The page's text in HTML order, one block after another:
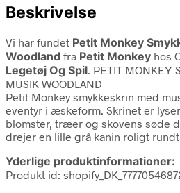
Beskrivelse
Vi har fundet Petit Monkey
Woodland fra Petit Monkey hos
Legetøj Og Spil. PETIT MONKEY
MUSIK WOODLAND
Petit Monkey smykkeskrin med
eventyr i æskeform. Skrinet er
blomster, træer og skovens søde
drejer en lille grå kanin roligt
Yderlige produktinformationer:
Produkt id: